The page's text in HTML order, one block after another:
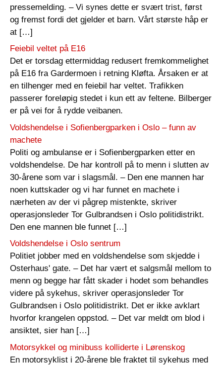
pressemelding. – Vi synes dette er svært trist, først
og fremst fordi det gjelder et barn. Vårt største håp er
at […]
Feiebil veltet på E16
Det er torsdag ettermiddag redusert fremkommelighet
på E16 fra Gardermoen i retning Kløfta. Årsaken er at
en tilhenger med en feiebil har veltet. Trafikken
passerer foreløpig stedet i kun ett av feltene. Bilberger
er på vei for å rydde veibanen.
Voldshendelse i Sofienbergparken i Oslo – funn av
machete
Politi og ambulanse er i Sofienbergparken etter en
voldshendelse. De har kontroll på to menn i slutten av
30-årene som var i slagsmål. – Den ene mannen har
noen kuttskader og vi har funnet en machete i
nærheten av der vi pågrep mistenkte, skriver
operasjonsleder Tor Gulbrandsen i Oslo politidistrikt.
Den ene mannen ble funnet […]
Voldshendelse i Oslo sentrum
Politiet jobber med en voldshendelse som skjedde i
Osterhaus' gate. – Det har vært et salgsmål mellom to
menn og begge har fått skader i hodet som behandles
videre på sykehus, skriver operasjonsleder Tor
Gulbrandsen i Oslo politidistrikt. Det er ikke avklart
hvorfor krangelen oppstod. – Det var meldt om blod i
ansiktet, sier han […]
Motorsykkel og minibuss kolliderte i Lørenskog
En motorsyklist i 20-årene ble fraktet til sykehus med